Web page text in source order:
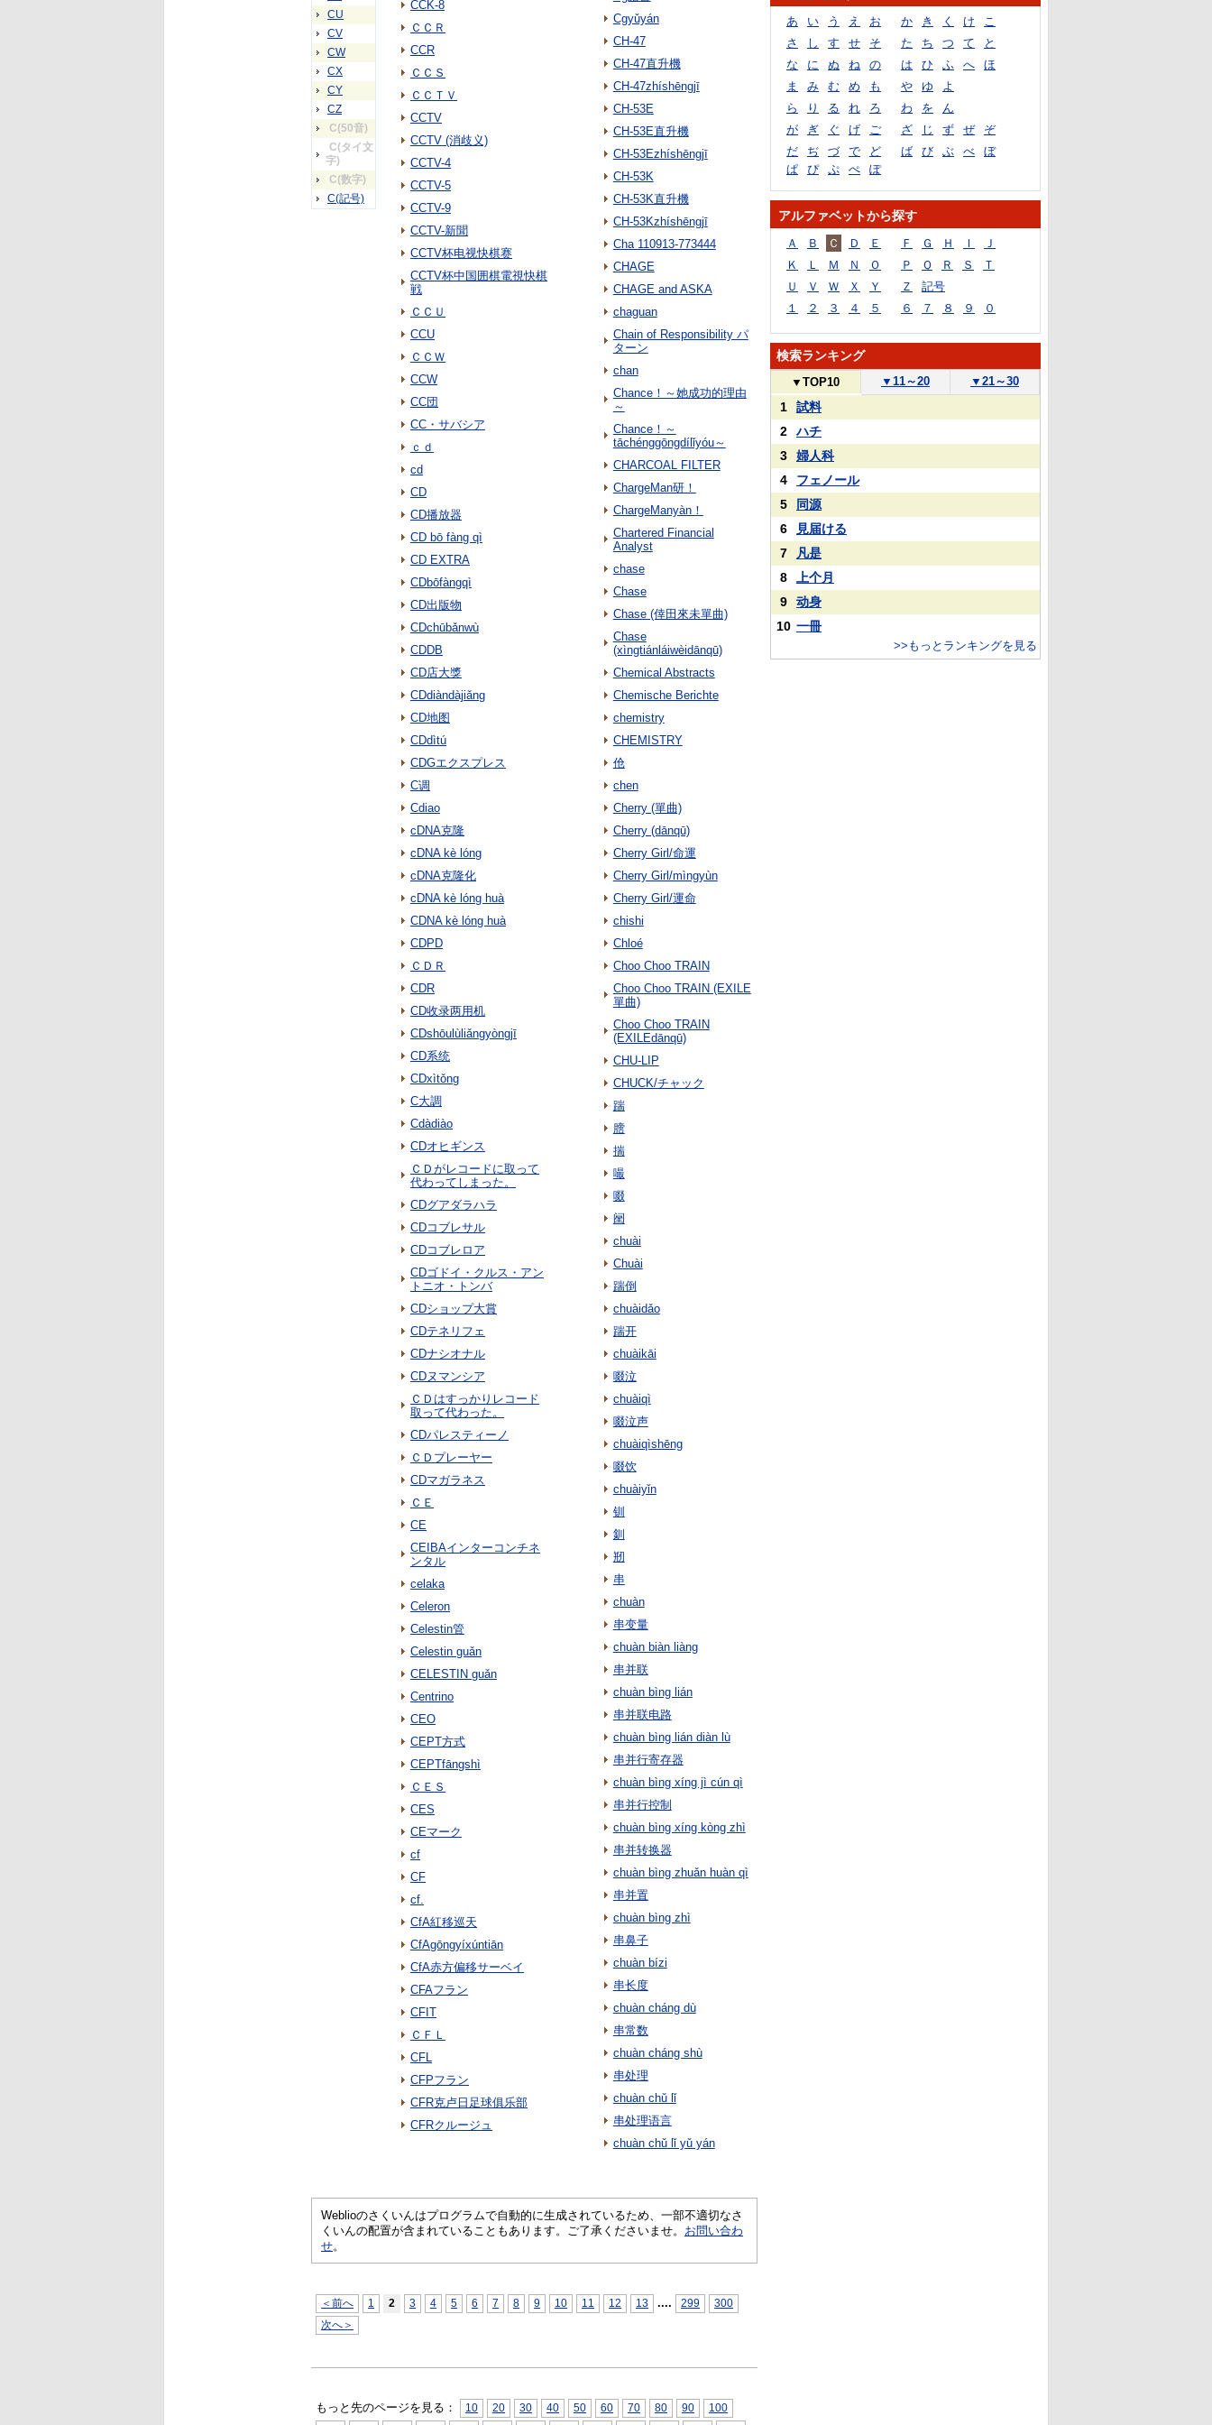
CU
CV
CW
CX
CY
CZ
C(50音)
C(タイ文
字)
C(数字)
C(記号)
CCK-8
ＣＣＲ
CCR
ＣＣＳ
ＣＣＴＶ
CCTV
CCTV (消歧义)
CCTV-4
CCTV-5
CCTV-9
CCTV-新聞
CCTV杯电视快棋赛
CCTV杯中国囲棋電視快棋
戦
ＣＣＵ
CCU
ＣＣＷ
CCW
CC団
CC・サバシア
ｃｄ
cd
CD
CD播放器
CD bō fàng qì
CD EXTRA
CDbōfàngqì
CD出版物
CDchūbǎnwù
CDDB
CD店大獎
CDdiàndàjiǎng
CD地图
CDdìtú
CDGエクスプレス
C调
Cdiao
cDNA克隆
cDNA kè lóng
cDNA克隆化
cDNA kè lóng huà
CDNA kè lóng huà
CDPD
ＣＤＲ
CDR
CD收录两用机
CDshōulùliǎngyòngjī
CD系统
CDxìtǒng
C大調
Cdàdiào
CDオヒギンス
ＣＤがレコードに取って
代わってしまった。
CDグアダラハラ
CDコブレサル
CDコブレロア
CDゴドイ・クルス・アン
トニオ・トンバ
CDショップ大賞
CDテネリフェ
CDナシオナル
CDヌマンシア
ＣＤはすっかりレコード
取って代わった。
CDパレスティーノ
ＣＤプレーヤー
CDマガラネス
ＣＥ
CE
CEIBAインターコンチネ
ンタル
celaka
Celeron
Celestin管
Celestin guǎn
CELESTIN guǎn
Centrino
CEO
CEPT方式
CEPTfāngshì
ＣＥＳ
CES
CEマーク
cf
CF
cf.
CfA紅移巡天
CfAgōngyíxúntiān
CfA赤方偏移サーベイ
CFAフラン
CFIT
ＣＦＬ
CFL
CFPフラン
CFR克卢日足球俱乐部
CFRクルージュ
Cgyǔyán
CH-47
CH-47直升機
CH-47zhíshēngjī
CH-53E
CH-53E直升機
CH-53Ezhíshēngjī
CH-53K
CH-53K直升機
CH-53Kzhíshēngjī
Cha 110913-773444
CHAGE
CHAGE and ASKA
chaguan
Chain of Responsibility パ
ターン
chan
Chance！～她成功的理由
～
Chance！～
tāchénggōngdílǐyóu～
CHARCOAL FILTER
ChargeMan研！
ChargeManyàn！
Chartered Financial
Analyst
chase
Chase
Chase (倖田來未單曲)
Chase
(xìngtiánláiwèidānqū)
Chemical Abstracts
Chemische Berichte
chemistry
CHEMISTRY
伧
chen
Cherry (單曲)
Cherry (dānqū)
Cherry Girl/命運
Cherry Girl/mìngyùn
Cherry Girl/運命
chishi
Chloé
Choo Choo TRAIN
Choo Choo TRAIN (EXILE
單曲)
Choo Choo TRAIN
(EXILEdānqū)
CHU-LIP
CHUCK/チャック
踹
膪
揣
嘬
啜
䦷
chuài
Chuài
踹倒
chuàidǎo
踹开
chuàikāi
啜泣
chuàiqì
啜泣声
chuàiqìshēng
啜饮
chuàiyǐn
钏
釧
剏
串
chuàn
串变量
chuàn biàn liàng
串并联
chuàn bìng lián
串并联电路
chuàn bìng lián diàn lù
串并行寄存器
chuàn bìng xíng jì cún qì
串并行控制
chuàn bìng xíng kòng zhì
串并转换器
chuàn bìng zhuǎn huàn qì
串并置
chuàn bìng zhì
串鼻子
chuàn bízi
串长度
chuàn cháng dù
串常数
chuàn cháng shù
串处理
chuàn chǔ lǐ
串处理语言
chuàn chǔ lǐ yǔ yán
Weblioのさくいんはプログラムで自動的に生成されているため、一部不適切なさ
くいんの配置が含まれていることもあります。ご了承くださいませ。 お問い合わ
せ。
＜前へ 1 2 3 4 5 6 7 8 9 10 11 12 13 .... 299
300
次へ＞
もっと先のページを見る： 10 20 30 40 50 60 70 80 90
100
あ い う え お か き く け
こ
さ
し す せ そ た ち つ て
と
な
に ぬ ね の は ひ ふ へ
ほ
ま
み む め も や ゆ
よ
ら
り る れ ろ わ を
ん
が
ぎ ぐ げ ご ざ じ ず ぜ
ぞ
だ
ぢ づ で ど ば び ぶ べ
ぼ
ぱ
ぴ ぷ ぺ ぽ
アルファベットから探す
Ａ Ｂ Ｃ Ｄ Ｅ Ｆ Ｇ Ｈ Ｉ
Ｊ
Ｋ
Ｌ Ｍ Ｎ Ｏ Ｐ Ｑ Ｒ Ｓ
Ｔ
Ｕ
Ｖ Ｗ Ｘ Ｙ Ｚ
記号
１
２ ３ ４ ５ ６ ７ ８ ９ ０
検索ランキング
▼ TOP10 ▼ 11～20 ▼ 21～30
1
試料
2
ハチ
3
婦人科
4
フェノール
5
同源
6
見届ける
7
凡是
8
上个月
9
动身
10 一冊
>>もっとランキングを見る